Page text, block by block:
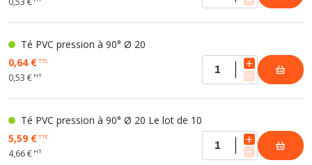
Té PVC pression à 90° Ø 20
0,64 €TTC
0,53 € HT
Té PVC pression à 90° Ø 20 Le lot de 10
5,59 €TTC
4,66 € HT